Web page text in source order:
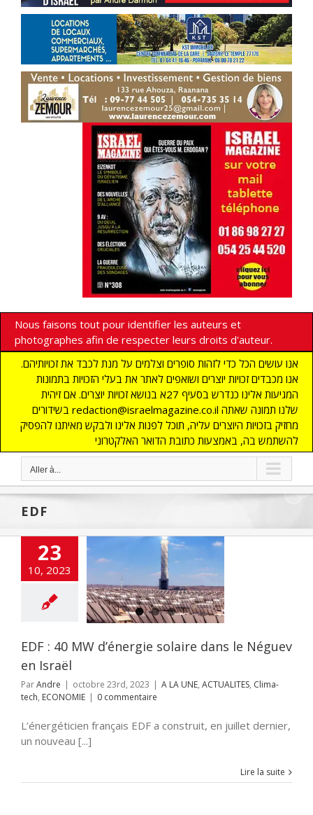
Nous faisons tout pour identifier les auteurs et
photographes afin de respecter leurs droits d'auteur.
אנו עושים הכל כדי לזהות סופרים וצלמים על מנת לכבד את זכויותיהם.
אנו מכבדים זכויות יוצרים ושואפים לאתר את בעלי הזכויות בתמונות
המגיעות אלינו כנדרש בסעיף 27א בנושא זכויות יוצרים. אם זיהית
בשידורים redaction@israelmagazine.co.il שלנו תמונה שאתה
מחזיק בזכויות היוצרים עליה, תוכל לפנות אלינו ולבקש מאיתנו להפסיק
להשתמש בה, באמצעות כתובת הדואר האלקטרוני
Aller à...
EDF
23
10, 2023
MW d’énergie
le Néguev
ACTUALITES
EDF : 40 MW d’énergie solaire dans le Néguev
en Israël
ParAndre | octobre 23rd, 2023 | A LA UNE, ACTUALITES, Clima-
tech, ECONOMIE | 0 commentaire
L’énergéticien français EDF a construit, en juillet dernier,
un nouveau [...]
Lire la suite